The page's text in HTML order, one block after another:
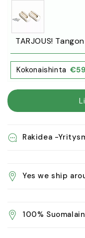
määrää
TARJOUS!
Kokonaishinta €
Rakidea -
Yes we ship
100%